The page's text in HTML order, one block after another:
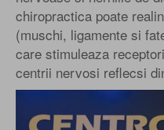
chiropractica poate
(muschi, ligamente si
care stimuleaza
centrii nervosi reflecsi